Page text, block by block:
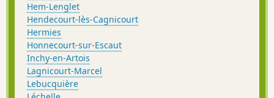
Hem-Lenglet
Hendecourt-lès-Cagnicourt
Hermies
Honnecourt-sur-Escaut
Inchy-en-Artois
Lagnicourt-Marcel
Lebucquière